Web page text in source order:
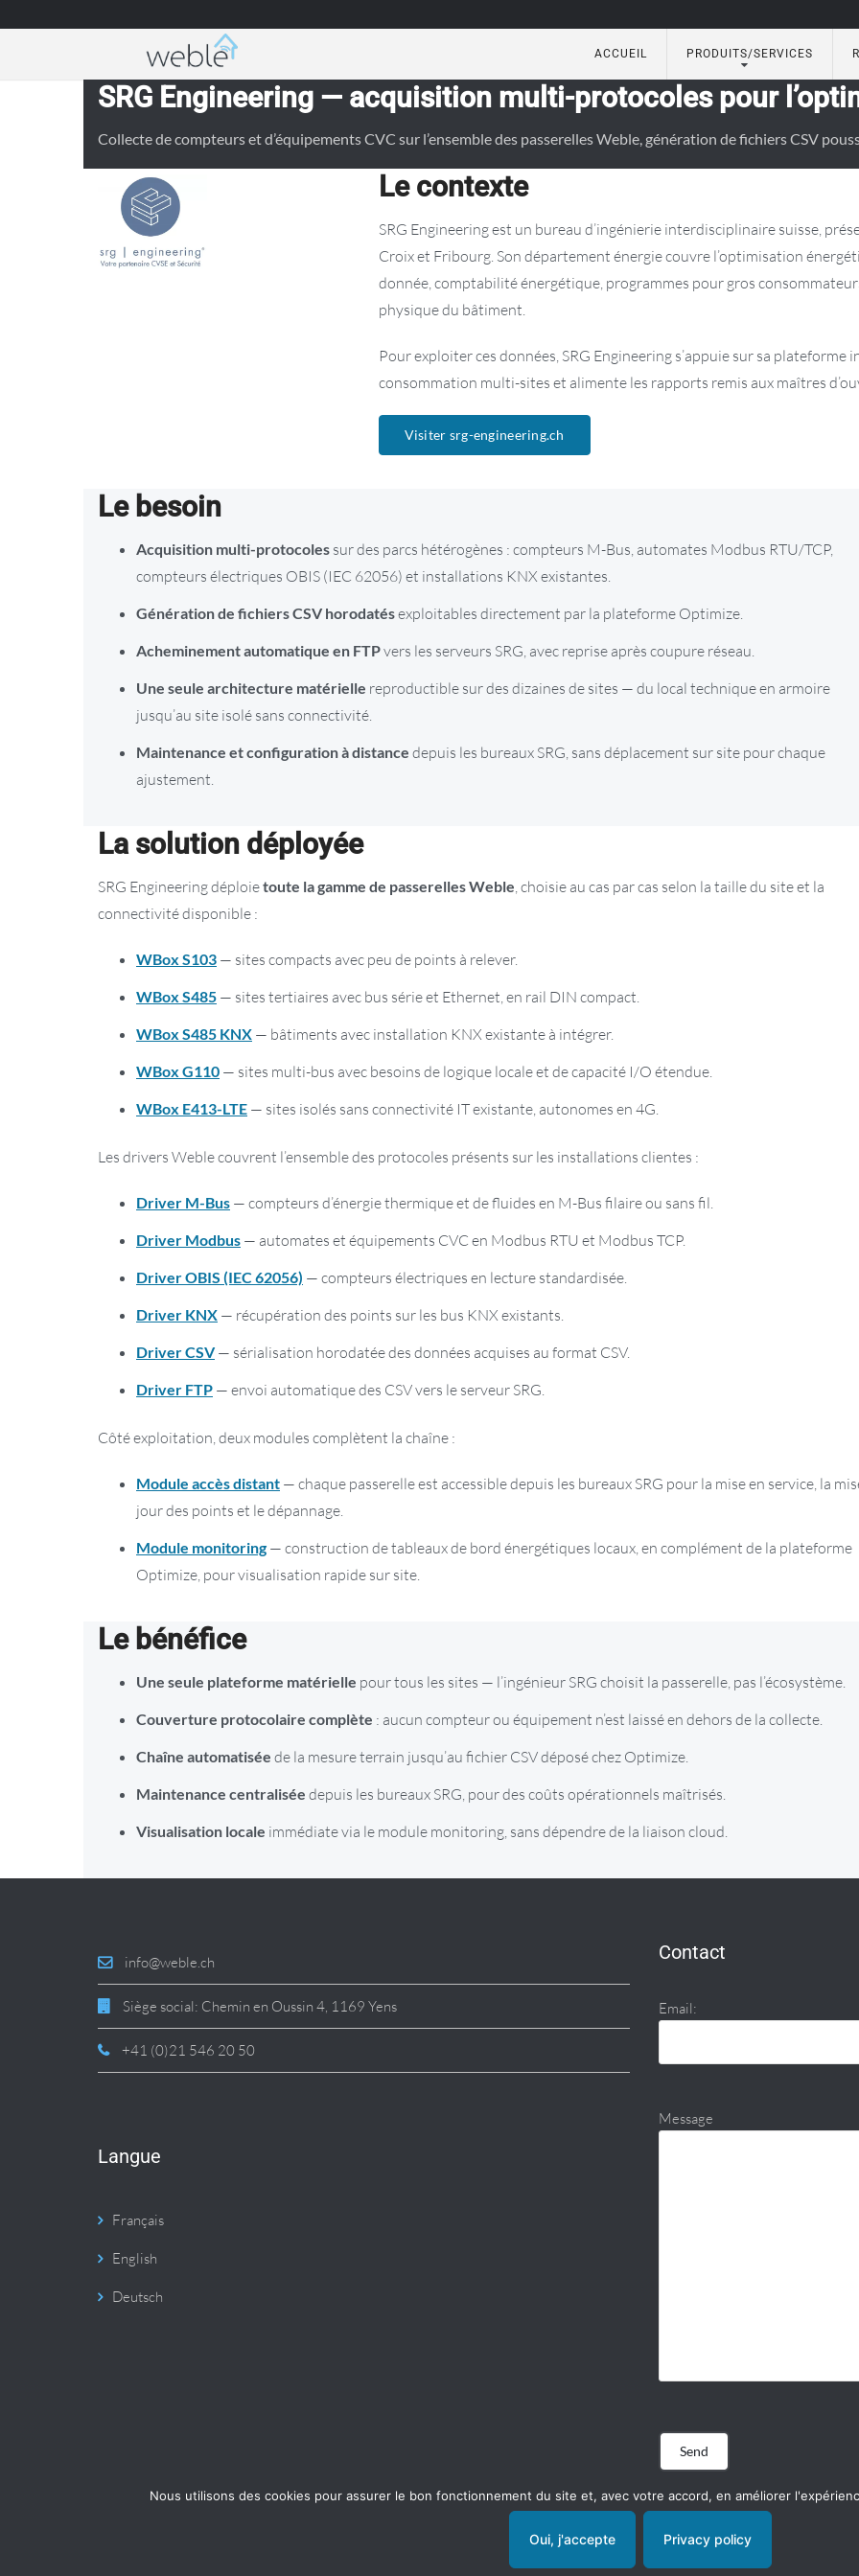
Weble — Passerelles IoT industrielles & automatisation du bâtiment
ACCUEIL PRODUITS/SERVICES
SRG Engineering — acquisition multi-protocoles pour
Collecte de compteurs et d’équipements CVC sur l’ensemble des passerelles Weble, génération de fichiers CSV
Le contexte
SRG Engineering est un bureau d’ingénierie interdisciplinaire suisse,
Croix et Fribourg. Son département énergie couvre l’optimisation
donnée, comptabilité énergétique, programmes pour gros
physique du bâtiment.
Pour exploiter ces données, SRG Engineering s’appuie sur sa plateforme
consommation multi-sites et alimente les rapports remis aux maîtres
Visiter srg-engineering.ch
Le besoin
Acquisition multi-protocoles sur des parcs hétérogènes : compteurs M-Bus, automates Modbus RTU/TCP,
compteurs électriques OBIS (IEC 62056) et installations KNX existantes.
Génération de fichiers CSV horodatésexploitables directement par la plateforme Optimize.
Acheminement automatique en FTPvers les serveurs SRG, avec reprise après coupure réseau.
Une seule architecture matérielle reproductible sur des dizaines de sites — du local technique en armoire
jusqu’au site isolé sans connectivité.
Maintenance et configuration à distance depuis les bureaux SRG, sans déplacement sur site pour chaque
ajustement.
La solution déployée
SRG Engineering déploietoute la gamme de passerelles Weble, choisie au cas par cas selon la taille du site et la
connectivité disponible :
WBox S103 — sites compacts avec peu de points à relever.
WBox S485 — sites tertiaires avec bus série et Ethernet, en rail DIN compact.
WBox S485 KNX — bâtiments avec installation KNX existante à intégrer.
WBox G110 — sites multi-bus avec besoins de logique locale et de capacité I/O étendue.
WBox E413-LTE — sites isolés sans connectivité IT existante, autonomes en 4G.
Les drivers Weble couvrent l’ensemble des protocoles présents sur les installations clientes :
Driver M-Bus — compteurs d’énergie thermique et de fluides en M-Bus filaire ou sans fil.
Driver Modbus — automates et équipements CVC en Modbus RTU et Modbus TCP.
Driver OBIS (IEC 62056) — compteurs électriques en lecture standardisée.
Driver KNX — récupération des points sur les bus KNX existants.
Driver CSV— sérialisation horodatée des données acquises au format CSV.
Driver FTP — envoi automatique des CSV vers le serveur SRG.
Côté exploitation, deux modules complètent la chaîne :
Module accès distant — chaque passerelle est accessible depuis les bureaux SRG pour la mise en service, la
jour des points et le dépannage.
Module monitoring— construction de tableaux de bord énergétiques locaux, en complément de la plateforme
Optimize, pour visualisation rapide sur site.
Le bénéfice
Une seule plateforme matérielle pour tous les sites — l’ingénieur SRG choisit la passerelle, pas l’écosystème.
Couverture protocolaire complète : aucun compteur ou équipement n’est laissé en dehors de la collecte.
Chaîne automatisée de la mesure terrain jusqu’au fichier CSV déposé chez Optimize.
Maintenance centralisée depuis les bureaux SRG, pour des coûts opérationnels maîtrisés.
Visualisation locale immédiate via le module monitoring, sans dépendre de la liaison cloud.
info@weble.ch
Siège social: Chemin en Oussin 4, 1169 Yens
+41 (0)21 546 20 50
Langue
Français
English
Deutsch
Contact
Email:
Message
Nous utilisons des cookies pour assurer le bon fonctionnement du site et, avec votre accord, en améliorer
Oui, j'accepte Privacy policy